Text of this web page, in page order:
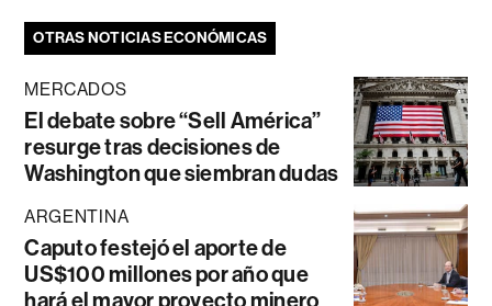
OTRAS NOTICIAS ECONÓMICAS
MERCADOS
El debate sobre “Sell América”
resurge tras decisiones de
Washington que siembran dudas
ARGENTINA
Caputo festejó el aporte de
US$100 millones por año que
hará el mayor proyecto minero